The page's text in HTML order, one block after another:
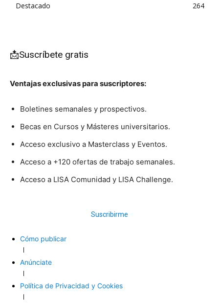
Destacado
264
📩Suscríbete gratis
Ventajas exclusivas para suscriptores:
Boletines semanales y prospectivos.
Becas en Cursos y Másteres universitarios.
Acceso exclusivo a Masterclass y Eventos.
Acceso a +120 ofertas de trabajo semanales.
Acceso a LISA Comunidad y LISA Challenge.
Suscribirme
Cómo publicar
Anúnciate
Política de Privacidad y Cookies